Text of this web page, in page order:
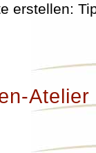
erstellen:
Atelier